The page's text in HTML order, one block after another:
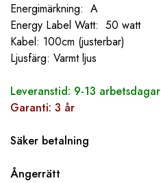
Energimärkning: A
Energy Label Watt: 50 watt
Kabel: 100cm (justerbar)
Ljusfärg: Varmt ljus
Leveranstid: 9-13 arbetsdagar
Garanti: 3 år
Säker betalning
Ångerrätt